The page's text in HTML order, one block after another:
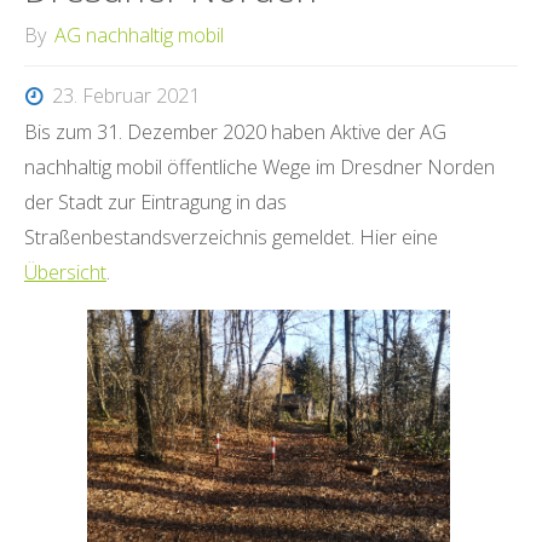
E
S
D
E
N
O
R
D
N
E
T
By AG nachhaltig mobil
23. Februar 2021
Bis zum 31. Dezember 2020 haben Aktive der AG
nachhaltig mobil öffentliche Wege im Dresdner Norden
der Stadt zur Eintragung in das
Straßenbestandsverzeichnis gemeldet. Hier eine
Übersicht.